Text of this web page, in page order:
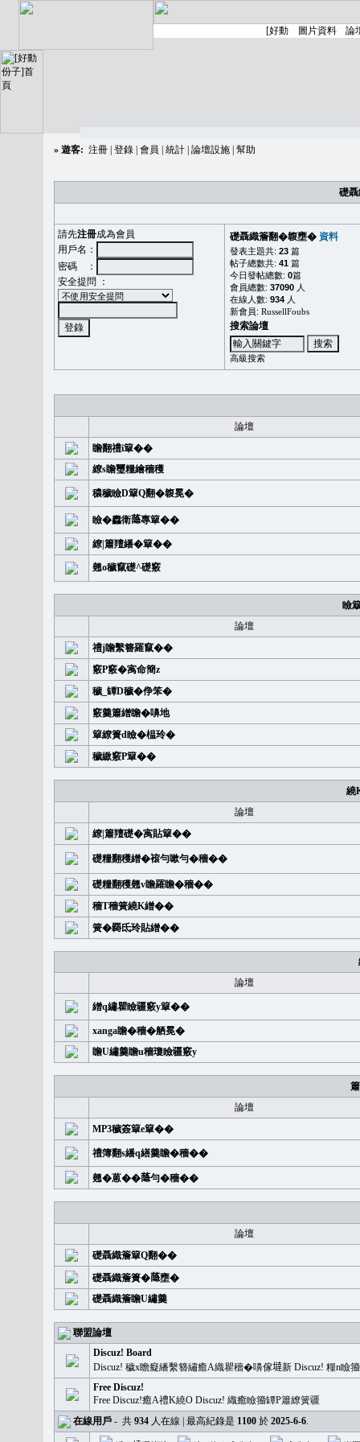
» 遊客: 注冊 登錄 會員 統計 論壇設施 幫助
礎
請先注冊成為會員
用戶名：
密碼 ：
安全提問 ：
礎聶織簷翻�䪖壅� 資料
發表主題共: 23 篇
帖子總數共: 41 篇
今日發帖總數: 0篇
會員總數: 37090 人
在線人數: 934 人
新會員: RussellFoubs
搜索論壇
高級搜索
論壇
瞻翻禮i簞��
繚s瞻璽糧繪穡穫
穠穢瞼D簞Q翻�䪖冕�
瞼�䆐衛𦻕專簞��
繚|簫羶繙�簞��
翹o穢竄礎^礎竅
瞼
論壇
禮j瞻繫簪羅竄��
竅P竅�㝢命簡z
穢_罈D穢�鿇笨�
竅羹簫繒瞻�嚊地
簞繚簣d瞼�榅玲�
穢繳竅P簞��
繞
論壇
繚|簫羶礎�㝢貼簞��
礎糧翻穫繒�䙛勻嗽勻�穡��
礎糧翻穫翹v瞻羅瞻�穡��
穡T穡簧繞K繒��
簧�覉氐玲貼繒��
論壇
繒q繡瞿瞼疆竅y簞��
xanga瞻�穡�舾冕�
瞻U繡羹瞻u穡瓊瞼疆竅y
論壇
MP3穢簽簞e簞��
禮簿翻s繙q繕羹瞻�穡��
翹�蒽��𦻕勻�穡��
論壇
礎聶織簷簞Q翻��
礎聶織簷簣�𦻕壅�
礎聶織簷瞻U繡羹
聯盟論壇
Discuz! Board
Discuz! 穢x瞻癡繙繫簪繡癒A織瞿穡�嚊傢𡐿新 Discuz! 糧n
Free Discuz!
Free Discuz!癒A禮K繞O Discuz! 織癒瞼籀罈P簫繚簧疆
在線用戶 - 共 934 人在線 | 最高紀錄是 1100 於 2025-6-6.